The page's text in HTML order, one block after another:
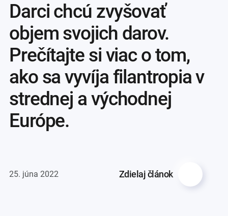
25. júna 2022 Zdielaj článok
Darci chcú zvyšovať
objem svojich darov.
Prečítajte si viac o tom,
ako sa vyvíja filantropia v
strednej a východnej
Európe.